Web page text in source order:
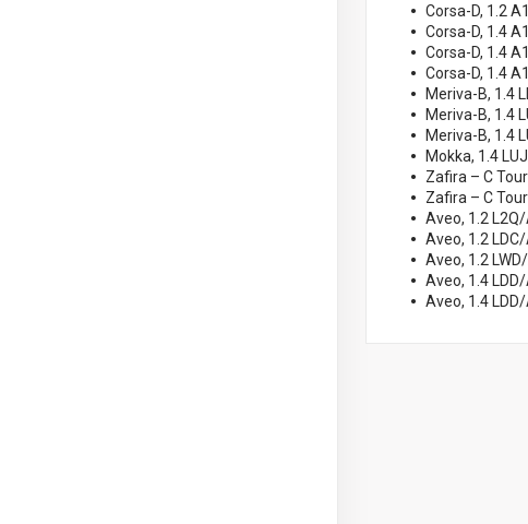
Corsa-D, 1.2
Corsa-D, 1.4
Corsa-D, 1.4
Corsa-D, 1.4
Meriva-B, 1.4
Meriva-B, 1.4
Meriva-B, 1.4
Mokka, 1.4
Zafira – C
Zafira – C
Aveo, 1.2
Aveo, 1.2
Aveo, 1.2
Aveo, 1.4
Aveo, 1.4